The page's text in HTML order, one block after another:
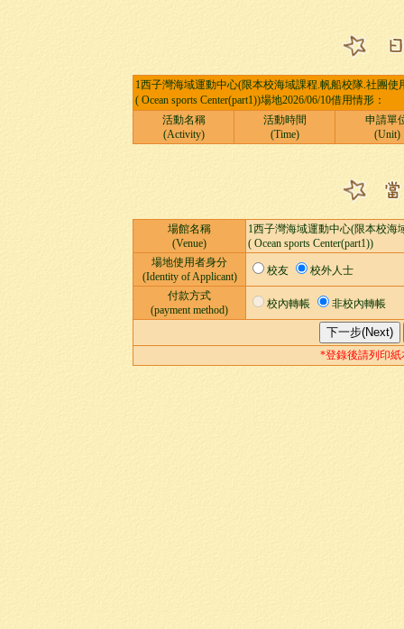
1西子灣海域運動中心(限本校海域課程.帆船校隊.社團使
( Ocean sports Center(part1))場地2026/06/10借用情形：
活動名稱
(Activity)
活動時間
(Time)
申請單
(Unit)
場館名稱
(Venue)
1西子灣海域運動中心(限本校海
( Ocean sports Center(part1))
場地使用者身分
(Identity of Applicant)
校友
校外人士
付款方式
(payment method)
校內轉帳 非校內轉帳
*登錄後請列印